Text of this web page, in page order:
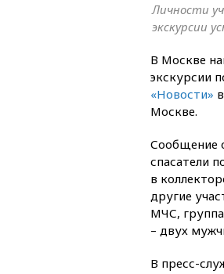
Личности
экскурсии
В Москве
экскурсии
«Новости»
Москве.
Сообщение
спасатели
в
другие
МЧС, группа
– двух
В пресс-